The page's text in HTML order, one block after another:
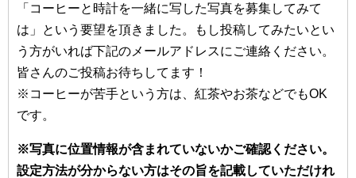
「コーヒーと時計を一緒に写した写真を募集してみて
は」という要望を頂きました。もし投稿してみたいとい
う方がいれば下記のメールアドレスにご連絡ください。
皆さんのご投稿お待ちしてます！
※コーヒーが苦手という方は、紅茶やお茶などでもOK
です。
※写真に位置情報が含まれていないかご確認ください。
設定方法が分からない方はその旨を記載していただけれ